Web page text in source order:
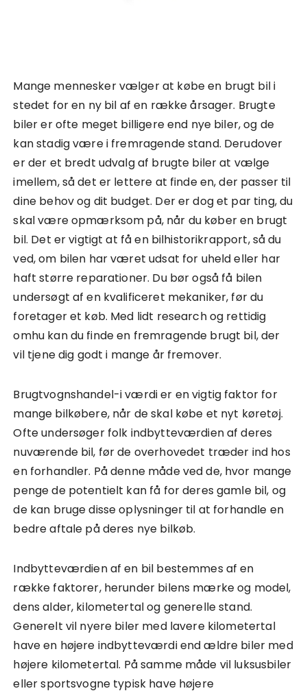
Mange mennesker vælger at købe en brugt bil i
stedet for en ny bil af en række årsager. Brugte
biler er ofte meget billigere end nye biler, og de
kan stadig være i fremragende stand. Derudover
er der et bredt udvalg af brugte biler at vælge
imellem, så det er lettere at finde en, der passer til
dine behov og dit budget. Der er dog et par ting, du
skal være opmærksom på, når du køber en brugt
bil. Det er vigtigt at få en bilhistorikrapport, så du
ved, om bilen har været udsat for uheld eller har
haft større reparationer. Du bør også få bilen
undersøgt af en kvalificeret mekaniker, før du
foretager et køb. Med lidt research og rettidig
omhu kan du finde en fremragende brugt bil, der
vil tjene dig godt i mange år fremover.
Brugtvognshandel-i værdi er en vigtig faktor for
mange bilkøbere, når de skal købe et nyt køretøj.
Ofte undersøger folk indbytteværdien af deres
nuværende bil, før de overhovedet træder ind hos
en forhandler. På denne måde ved de, hvor mange
penge de potentielt kan få for deres gamle bil, og
de kan bruge disse oplysninger til at forhandle en
bedre aftale på deres nye bilkøb.
Indbytteværdien af en bil bestemmes af en
række faktorer, herunder bilens mærke og model,
dens alder, kilometertal og generelle stand.
Generelt vil nyere biler med lavere kilometertal
have en højere indbytteværdi end ældre biler med
højere kilometertal. På samme måde vil luksusbiler
eller sportsvogne typisk have højere